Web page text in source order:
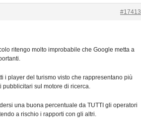
#17413
ritengo molto improbabile che Google metta a
i player del turismo visto che rappresentano più
pubblicitari sul motore di ricerca.
una buona percentuale da TUTTI gli operatori
a rischio i rapporti con gli altri.